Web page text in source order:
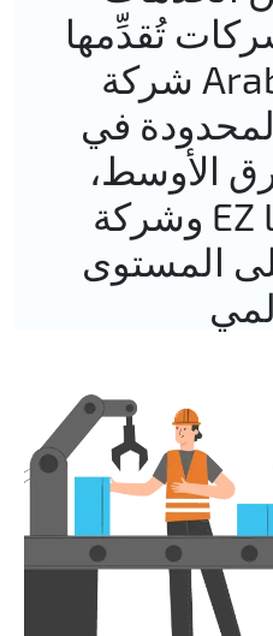
&
IT
Desk
Tech
تُقدِّمها
شركة ArabEasy ذات
في
الأوسط،
وشركة EZ Lab الخاصة
المستوى